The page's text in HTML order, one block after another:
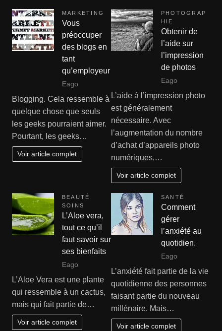
MARKETING
Vous
préoccuper
des blogs en
tant
qu’employeur
Eago
Blogging. Cela ressemble à
quelque chose que seuls
les geeks pourraient aimer.
Pourtant, les geeks…
Voir article complet
PHOTOGRAP
HIE
Obtenir de
l’aide sur
l’impression
de photos
Eago
L’aide à l’impression photo
est généralement
nécessaire. Avec
l’augmentation du nombre
d’achat d’appareils photo
numériques,…
Voir article complet
BEAUTÉ
SOINS
L’Aloe vera,
tout ce qu’il
faut savoir sur
ses bienfaits
Eago
L’Aloe Vera est une plante
qui ressemble à un cactus,
mais qui fait partie de…
Voir article complet
SANTÉ
Comment
gérer
l’anxiété au
quotidien.
Eago
L’anxiété fait partie de la vie
quotidienne des personnes
faisant partie du nouveau
millénaire. Mais…
Voir article complet